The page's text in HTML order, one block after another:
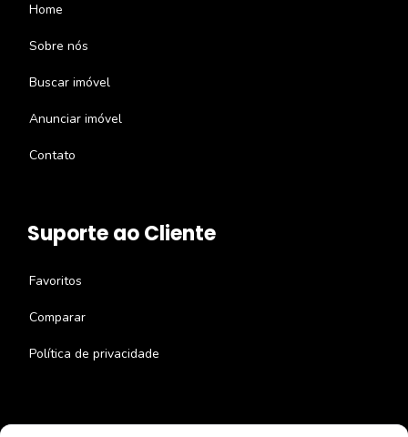
Home
Sobre nós
Buscar imóvel
Anunciar imóvel
Contato
Suporte ao Cliente
Favoritos
Comparar
Política de privacidade